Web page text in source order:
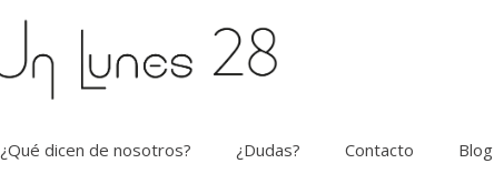
¿Qué dicen de nosotros? ¿Dudas? Contacto Blog